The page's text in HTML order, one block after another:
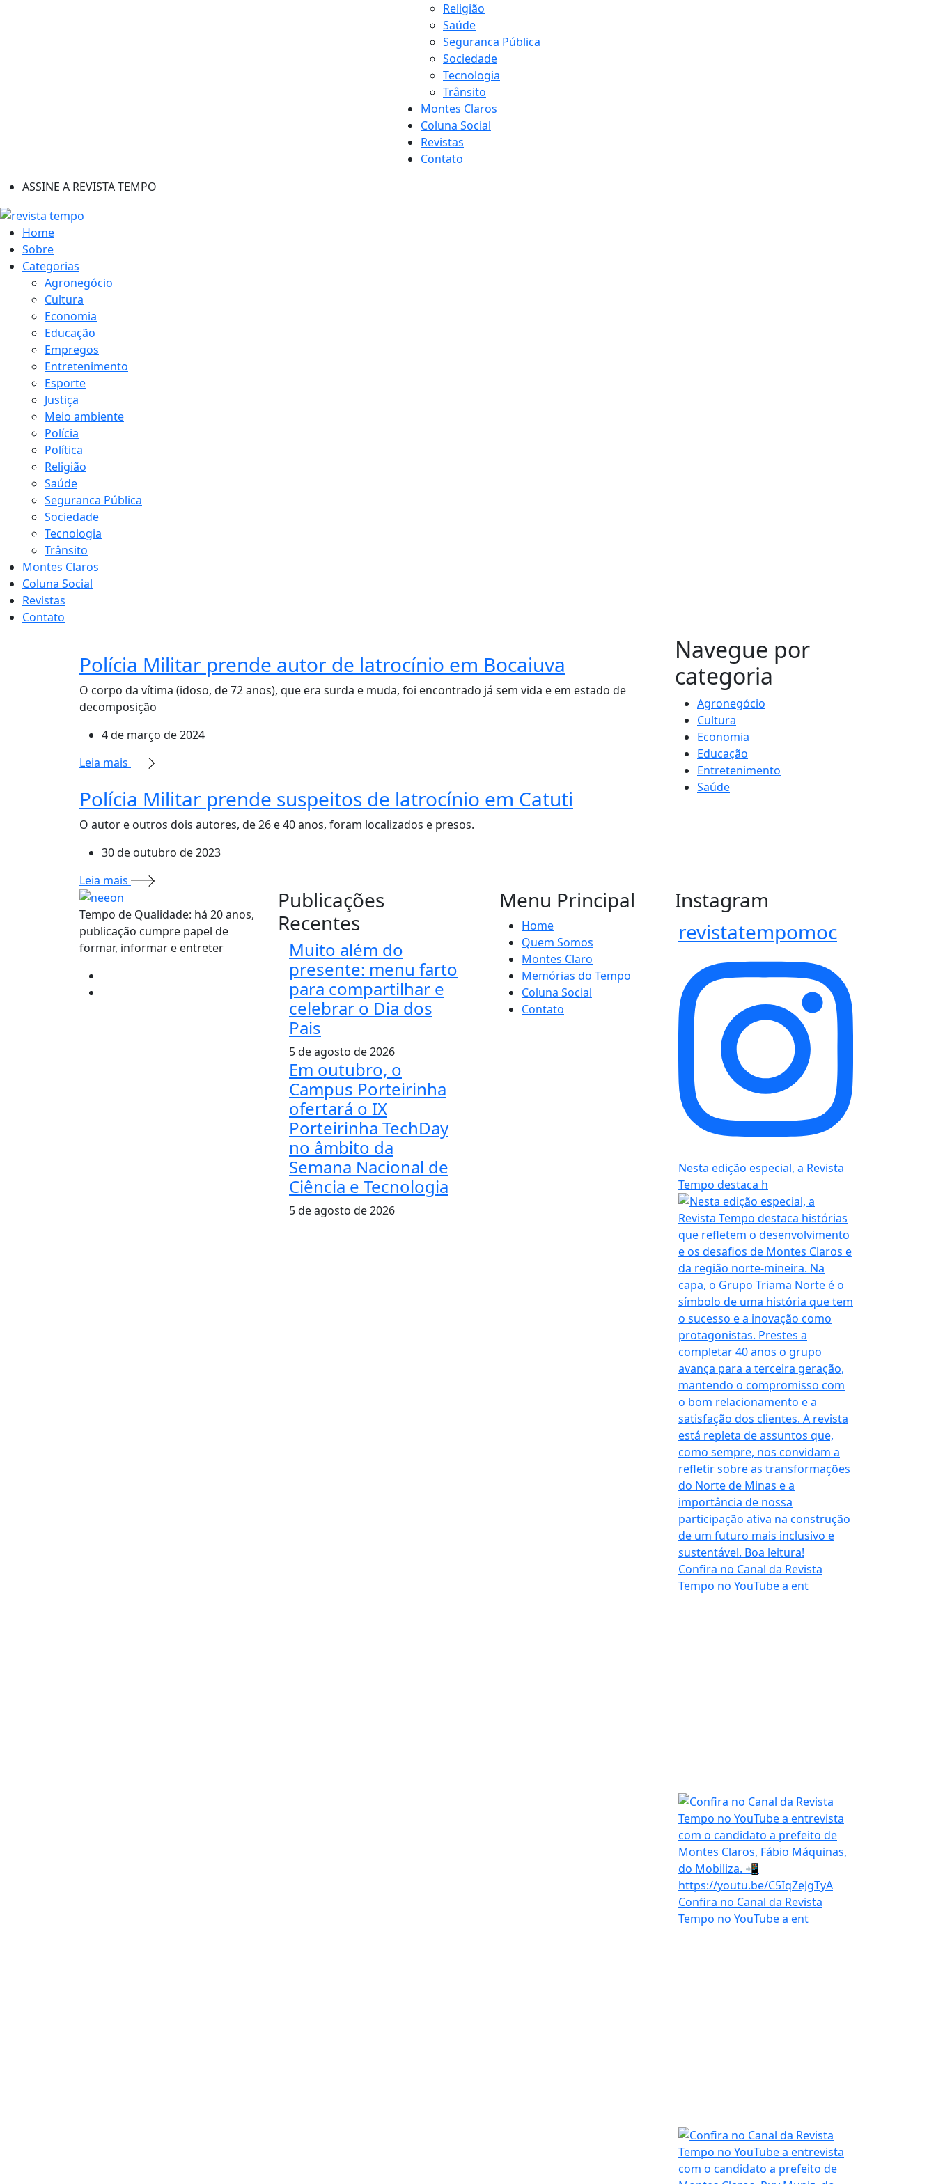
Religião
Saúde
Seguranca Pública
Sociedade
Tecnologia
Trânsito
Montes Claros
Coluna Social
Revistas
Contato
ASSINE A REVISTA TEMPO
Home
Sobre
Categorias
Agronegócio
Cultura
Economia
Educação
Empregos
Entretenimento
Esporte
Justiça
Meio ambiente
Polícia
Política
Religião
Saúde
Seguranca Pública
Sociedade
Tecnologia
Trânsito
Montes Claros
Coluna Social
Revistas
Contato
Polícia Militar prende autor de latrocínio em Bocaiuva
O corpo da vítima (idoso, de 72 anos), que era surda e muda, foi encontrado já sem vida e em estado de
decomposição
4 de março de 2024
Leia mais
Polícia Militar prende suspeitos de latrocínio em Catuti
O autor e outros dois autores, de 26 e 40 anos, foram localizados e presos.
30 de outubro de 2023
Leia mais
MAIS VISTOS
Navegue por
categoria
Agronegócio
Cultura
Economia
Educação
Entretenimento
Saúde
Tempo de Qualidade: há 20 anos,
publicação cumpre papel de
formar, informar e entreter
Publicações
Recentes
Muito além do
presente: menu farto
para compartilhar e
celebrar o Dia dos
Pais
5 de agosto de 2026
Em outubro, o
Campus Porteirinha
ofertará o IX
Porteirinha TechDay
no âmbito da
Semana Nacional de
Ciência e Tecnologia
5 de agosto de 2026
Menu Principal
Home
Quem Somos
Montes Claro
Memórias do Tempo
Coluna Social
Contato
Instagram
revistatempomoc
Nesta edição especial, a Revista
Tempo destaca h
Confira no Canal da Revista
Tempo no YouTube a ent
Confira no Canal da Revista
Tempo no YouTube a ent